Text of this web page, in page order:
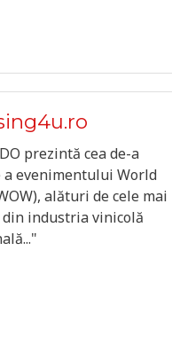
prezintă cea de-a
a evenimentului World
alături de cele mai
industria vinicolă